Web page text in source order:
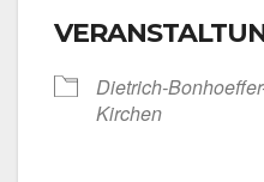
Dietrich-
Kir­chen